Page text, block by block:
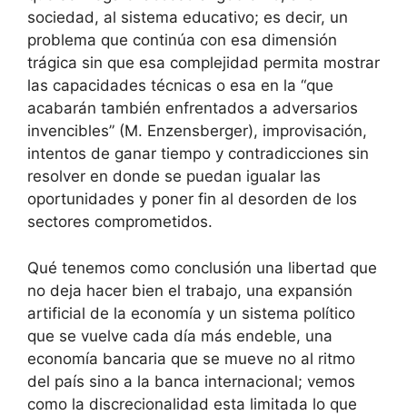
sociedad, al sistema educativo; es decir, un
problema que continúa con esa dimensión
trágica sin que esa complejidad permita mostrar
las capacidades técnicas o esa en la “que
acabarán también enfrentados a adversarios
invencibles” (M. Enzensberger), improvisación,
intentos de ganar tiempo y contradicciones sin
resolver en donde se puedan igualar las
oportunidades y poner fin al desorden de los
sectores comprometidos.
Qué tenemos como conclusión una libertad que
no deja hacer bien el trabajo, una expansión
artificial de la economía y un sistema político
que se vuelve cada día más endeble, una
economía bancaria que se mueve no al ritmo
del país sino a la banca internacional; vemos
como la discrecionalidad esta limitada lo que